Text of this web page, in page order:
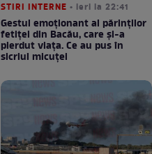
STIRI INTERNE • ieri la 22:41
Gestul emoționant al părinților
fetiței din Bacău, care și-a
pierdut viața. Ce au pus în
sicriul micuței